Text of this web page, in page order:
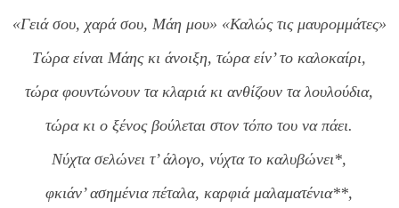
«Γειά σου, χαρά σου, Μάη μου» «Καλώς τις μαυρομμάτες»
Τώρα είναι Μάης κι άνοιξη, τώρα είν’ το καλοκαίρι,
τώρα φουντώνουν τα κλαριά κι ανθίζουν τα λουλούδια,
τώρα κι ο ξένος βούλεται στον τόπο του να πάει.
Νύχτα σελώνει τ’ άλογο, νύχτα το καλυβώνει*,
φκιάν’ ασημένια πέταλα, καρφιά μαλαματένια**,